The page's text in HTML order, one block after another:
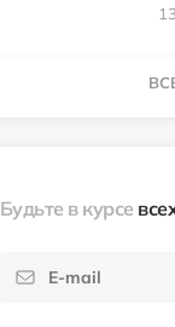
Будьте в курсе